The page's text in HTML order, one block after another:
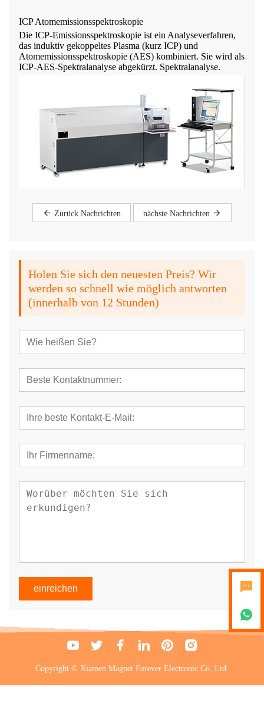
ICP Atomemissionsspektroskopie
Die ICP-Emissionsspektroskopie ist ein Analyseverfahren,
das induktiv gekoppeltes Plasma (kurz ICP) und
Atomemissionsspektroskopie (AES) kombiniert. Sie wird als
ICP-AES-Spektralanalyse abgekürzt. Spektralanalyse.
Zurück Nachrichten nächste Nachrichten
Holen Sie sich den neuesten Preis? Wir
werden so schnell wie möglich antworten
(innerhalb von 12 Stunden)
einreichen
Copyright © Xiamen Magnet Forever Electronic Co.,Ltd.